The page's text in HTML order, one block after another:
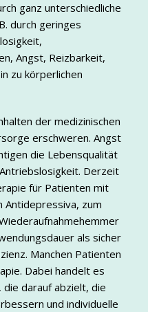
ganz unterschiedliche
durch geringes
Angst, Reizbarkeit,
zu körperlichen
der medizinischen
erschweren. Angst
die Lebensqualität
Derzeit
für Patienten mit
Antidepressiva, zum
als sicher
Manchen Patienten
Dabei handelt es
die darauf abzielt, die
und individuelle